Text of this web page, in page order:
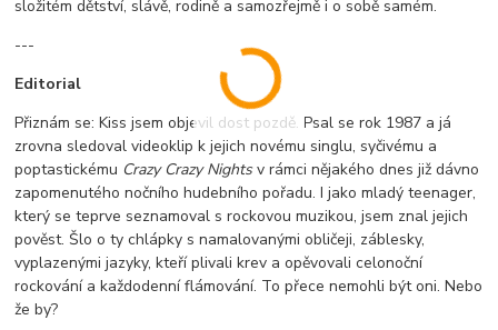
složitém dětství, slávě, rodině a samozřejmě i o sobě samém.
---
Editorial
Přiznám se: Kiss jsem objevil dost pozdě. Psal se rok 1987 a já
zrovna sledoval videoklip k jejich novému singlu, syčivému a
poptastickému Crazy Crazy Nights v rámci nějakého dnes již dávno
zapomenutého nočního hudebního pořadu. I jako mladý teenager,
který se teprve seznamoval s rockovou muzikou, jsem znal jejich
pověst. Šlo o ty chlápky s namalovanými obličeji, záblesky,
vyplazenými jazyky, kteří plivali krev a opěvovali celonoční
rockování a každodenní flámování. To přece nemohli být oni. Nebo
že by?